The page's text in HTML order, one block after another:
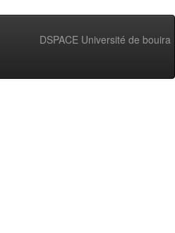
DSPACE Université de bouira